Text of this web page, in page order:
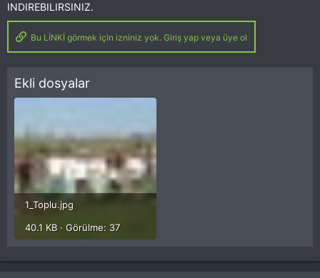
INDIREBILIRSINIZ.
Bu LİNKİ görmek için izniniz yok. Giriş yap veya üye ol
Ekli dosyalar
1_Toplu.jpg
40.1 KB · Görülme: 37